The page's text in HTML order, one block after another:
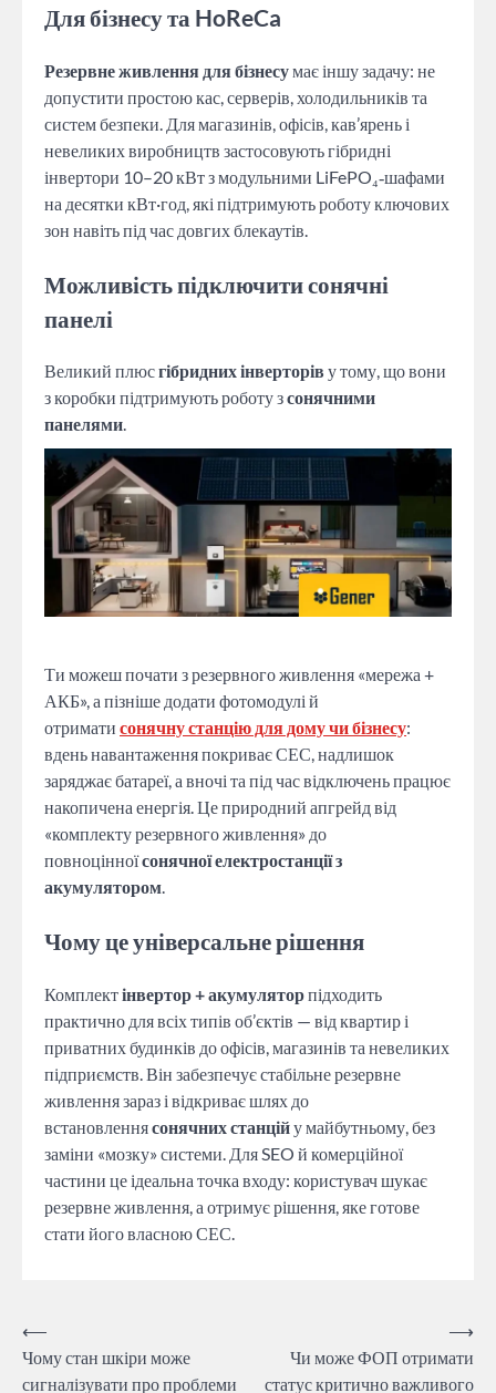
Для бізнесу та HoReCa
Резервне живлення для бізнесумає іншу задачу: не
допустити простою кас, серверів, холодильників та
систем безпеки. Для магазинів, офісів, кав’ярень і
невеликих виробництв застосовують гібридні
інвертори 10–20 кВт з модульними LiFePO₄‑шафами
на десятки кВт·год, які підтримують роботу ключових
зон навіть під час довгих блекаутів.
Можливість підключити сонячні
панелі
Великий плюсгібридних інверторів у тому, що вони
з коробки підтримують роботу зсонячними
панелями.
Ти можеш почати з резервного живлення «мережа +
АКБ», а пізніше додати фотомодулі й
отримати сонячну станцію для дому чи бізнесу:
вдень навантаження покриває СЕС, надлишок
заряджає батареї, а вночі та під час відключень працює
накопичена енергія. Це природний апгрейд від
«комплекту резервного живлення» до
повноцінноїсонячної електростанції з
акумулятором.
Чому це універсальне рішення
Комплектінвертор + акумуляторпідходить
практично для всіх типів об’єктів — від квартир і
приватних будинків до офісів, магазинів та невеликих
підприємств. Він забезпечує стабільне резервне
живлення зараз і відкриває шлях до
встановленнясонячних станційу майбутньому, без
заміни «мозку» системи. Для SEO й комерційної
частини це ідеальна точка входу: користувач шукає
резервне живлення, а отримує рішення, яке готове
стати його власною СЕС.
Навігація
записів
⟵
Чому стан шкіри може
сигналізувати про проблеми
Чи може ФОП отримати
статус критично важливого
⟶